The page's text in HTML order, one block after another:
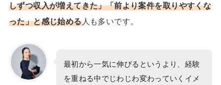
しずつ収入が増えてきた」「前より案件を取りやすくな
った」と感じ始める人も多いです。
最初から一気に伸びるというより、経験
を重ねる中でじわじわ変わっていくイメ